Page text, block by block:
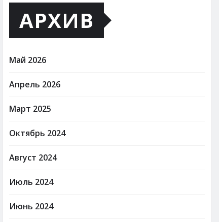
АРХИВ
Май 2026
Апрель 2026
Март 2025
Октябрь 2024
Август 2024
Июль 2024
Июнь 2024